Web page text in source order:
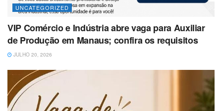
UNCATEGORIZED
VIP Comércio e Indústria abre vaga para Auxiliar
de Produção em Manaus; confira os requisitos
JULHO 20, 2026